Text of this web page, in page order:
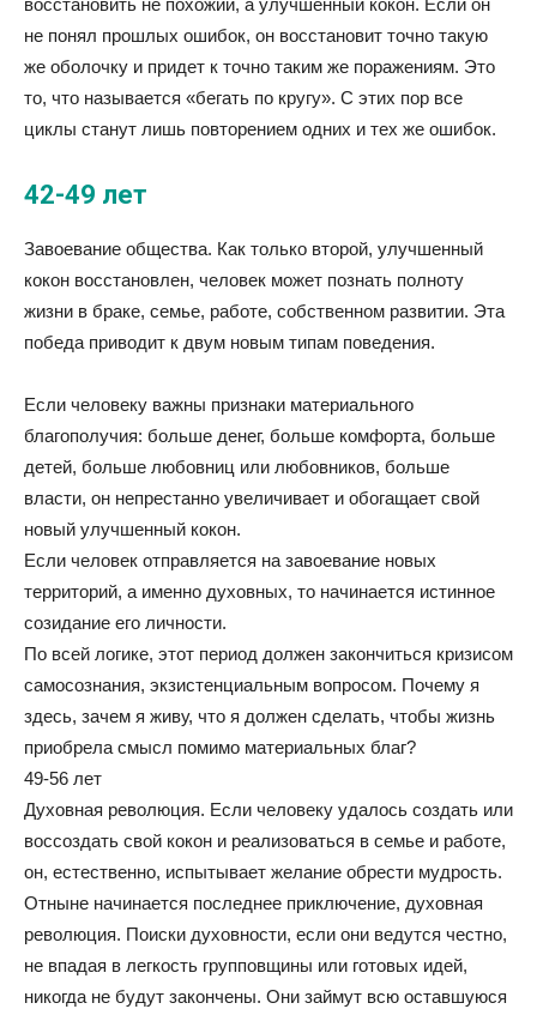
восстановить не похожий, а улучшенный кокон. Если он
не понял прошлых ошибок, он восстановит точно такую
же оболочку и придет к точно таким же поражениям. Это
то, что называется «бегать по кругу». С этих пор все
циклы станут лишь повторением одних и тех же ошибок.
42-49 лет
Завоевание общества. Как только второй, улучшенный
кокон восстановлен, человек может познать полноту
жизни в браке, семье, работе, собственном развитии. Эта
победа приводит к двум новым типам поведения.
Если человеку важны признаки материального
благополучия: больше денег, больше комфорта, больше
детей, больше любовниц или любовников, больше
власти, он непрестанно увеличивает и обогащает свой
новый улучшенный кокон.
Если человек отправляется на завоевание новых
территорий, а именно духовных, то начинается истинное
созидание его личности.
По всей логике, этот период должен закончиться кризисом
самосознания, экзистенциальным вопросом. Почему я
здесь, зачем я живу, что я должен сделать, чтобы жизнь
приобрела смысл помимо материальных благ?
49-56 лет
Духовная революция. Если человеку удалось создать или
воссоздать свой кокон и реализоваться в семье и работе,
он, естественно, испытывает желание обрести мудрость.
Отныне начинается последнее приключение, духовная
революция. Поиски духовности, если они ведутся честно,
не впадая в легкость групповщины или готовых идей,
никогда не будут закончены. Они займут всю оставшуюся